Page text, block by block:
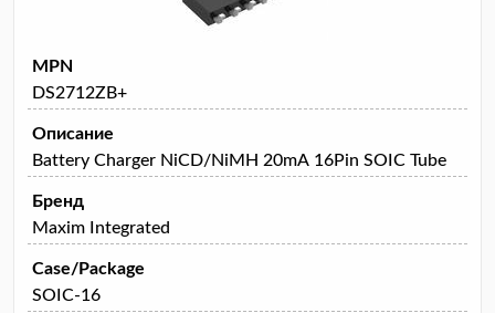
MPN
DS2712ZB+
Описание
Battery Charger NiCD/NiMH 20mA 16Pin SOIC Tube
Бренд
Maxim Integrated
Case/Package
SOIC-16